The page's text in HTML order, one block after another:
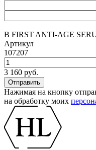
B FIRST ANTI-AGE
Артикул
107207
3 160 руб.
Нажимая на кнопку
на обработку моих